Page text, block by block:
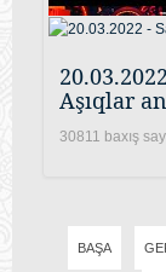
Aşıqlar
30811 baxış
BAŞA